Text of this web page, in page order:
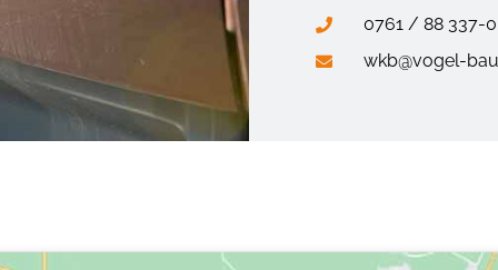
0761 / 88 337-0
wkb@vogel-